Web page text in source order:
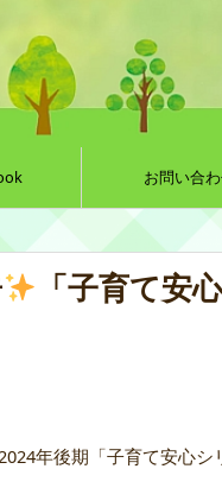
お問い合
「子育て安
年後期「子育て安心シ